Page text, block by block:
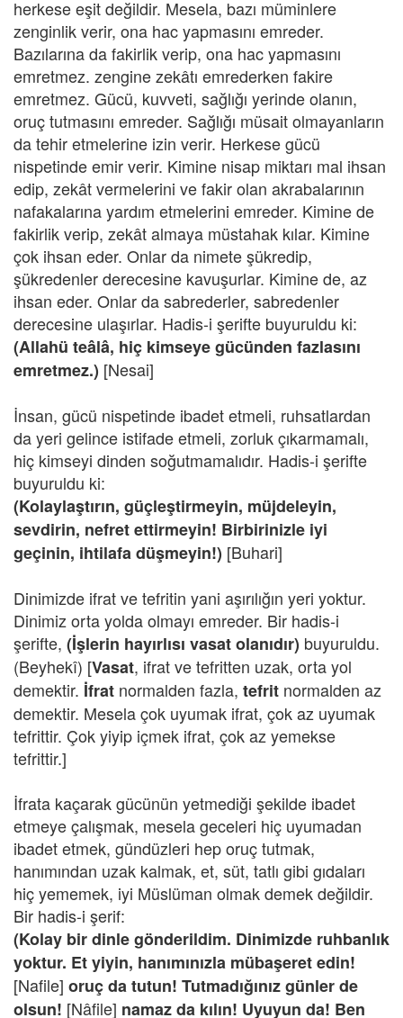
herkese eşit değildir. Mesela, bazı müminlere
zenginlik verir, ona hac yapmasını emreder.
Bazılarına da fakirlik verip, ona hac yapmasını
emretmez. zengine zekâtı emrederken fakire
emretmez. Gücü, kuvveti, sağlığı yerinde olanın,
oruç tutmasını emreder. Sağlığı müsait olmayanların
da tehir etmelerine izin verir. Herkese gücü
nispetinde emir verir. Kimine nisap miktarı mal ihsan
edip, zekât vermelerini ve fakir olan akrabalarının
nafakalarına yardım etmelerini emreder. Kimine de
fakirlik verip, zekât almaya müstahak kılar. Kimine
çok ihsan eder. Onlar da nimete şükredip,
şükredenler derecesine kavuşurlar. Kimine de, az
ihsan eder. Onlar da sabrederler, sabredenler
derecesine ulaşırlar. Hadis-i şerifte buyuruldu ki:
(Allahü teâlâ, hiç kimseye gücünden fazlasını
emretmez.) [Nesai]
İnsan, gücü nispetinde ibadet etmeli, ruhsatlardan
da yeri gelince istifade etmeli, zorluk çıkarmamalı,
hiç kimseyi dinden soğutmamalıdır. Hadis-i şerifte
buyuruldu ki:
(Kolaylaştırın, güçleştirmeyin, müjdeleyin,
sevdirin, nefret ettirmeyin! Birbirinizle iyi
geçinin, ihtilafa düşmeyin!) [Buhari]
Dinimizde ifrat ve tefritin yani aşırılığın yeri yoktur.
Dinimiz orta yolda olmayı emreder. Bir hadis-i
şerifte, (İşlerin hayırlısı vasat olanıdır) buyuruldu.
(Beyhekî) [Vasat, ifrat ve tefritten uzak, orta yol
demektir. İfrat normalden fazla, tefrit normalden az
demektir. Mesela çok uyumak ifrat, çok az uyumak
tefrittir. Çok yiyip içmek ifrat, çok az yemekse
tefrittir.]
İfrata kaçarak gücünün yetmediği şekilde ibadet
etmeye çalışmak, mesela geceleri hiç uyumadan
ibadet etmek, gündüzleri hep oruç tutmak,
hanımından uzak kalmak, et, süt, tatlı gibi gıdaları
hiç yememek, iyi Müslüman olmak demek değildir.
Bir hadis-i şerif:
(Kolay bir dinle gönderildim. Dinimizde ruhbanlık
yoktur. Et yiyin, hanımınızla mübaşeret edin!
[Nafile] oruç da tutun! Tutmadığınız günler de
olsun! [Nâfile] namaz da kılın! Uyuyun da! Ben